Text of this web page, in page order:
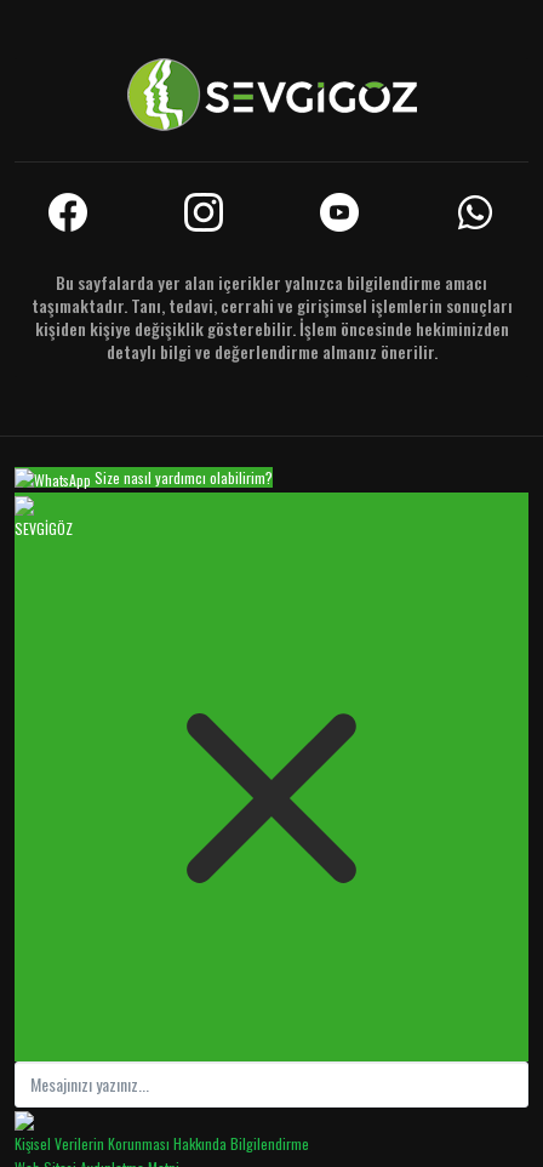
Bu sayfalarda yer alan içerikler yalnızca bilgilendirme amacı
taşımaktadır. Tanı, tedavi, cerrahi ve girişimsel işlemlerin sonuçları
kişiden kişiye değişiklik gösterebilir. İşlem öncesinde hekiminizden
detaylı bilgi ve değerlendirme almanız önerilir.
Size nasıl yardımcı olabilirim?
SEVGİGÖZ
Kişisel Verilerin Korunması Hakkında Bilgilendirme